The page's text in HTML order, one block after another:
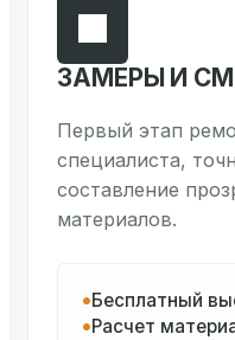
ЗАМЕРЫ И
Первый этап
специалиста,
составление
материалов.
Бесплатный
Расчет